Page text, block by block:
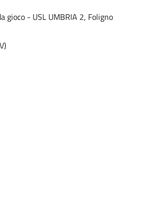
gioco - USL UMBRIA 2, Foligno